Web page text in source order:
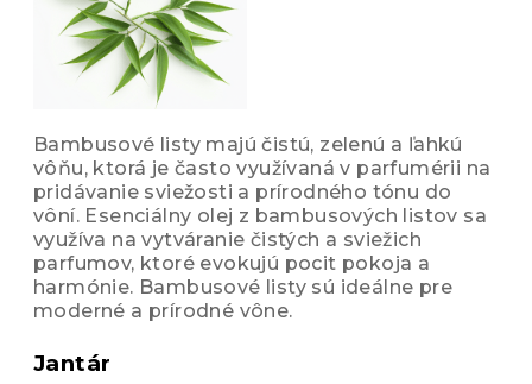
Bambusové listy majú čistú, zelenú a ľahkú
vôňu, ktorá je často využívaná v parfumérii na
pridávanie sviežosti a prírodného tónu do
vôní. Esenciálny olej z bambusových listov sa
využíva na vytváranie čistých a sviežich
parfumov, ktoré evokujú pocit pokoja a
harmónie. Bambusové listy sú ideálne pre
moderné a prírodné vône.
Jantár